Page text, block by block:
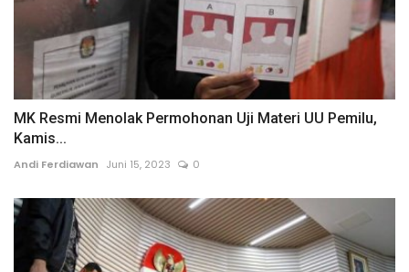
MK Resmi Menolak Permohonan Uji Materi UU Pemilu,
Kamis...
Andi Ferdiawan Juni 15, 2023 0